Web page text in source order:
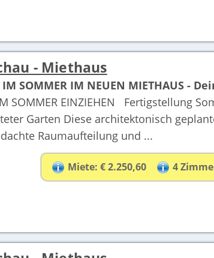
- Miethaus
IM SOMMER IM NEUEN MIETHAUS -
SOMMER EINZIEHEN Fertigstellung
Garten Diese architektonisch
Raumaufteilung und ...
Miete: € 2.250,60 4